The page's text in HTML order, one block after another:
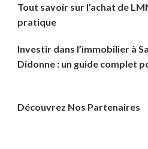
Tout savoir sur l’achat de
pratique
Investir dans l’immobilier à
Didonne : un guide complet
Découvrez Nos Partenaires